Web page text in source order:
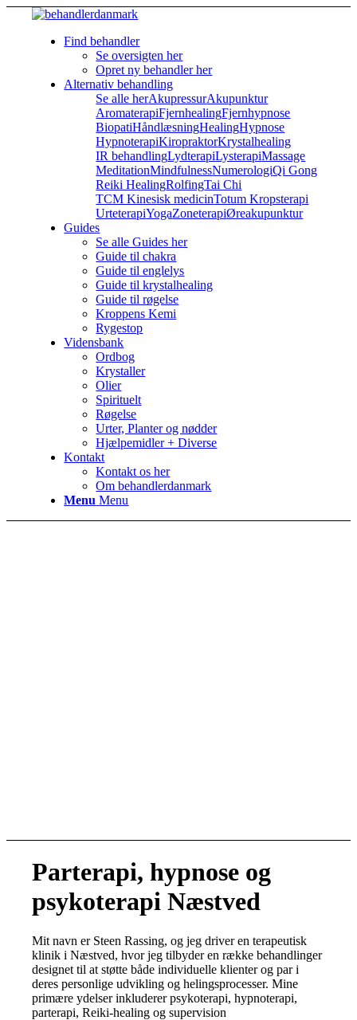
Find behandler
Se oversigten her
Opret ny behandler her
Alternativ behandling
Se alle herAkupressurAkupunktur
AromaterapiFjernhealingFjernhypnose
BiopatiHåndlæsningHealingHypnose
HypnoterapiKiropraktorKrystalhealing
IR behandlingLydterapiLysterapiMassage
MeditationMindfulnessNumerologiQi Gong
Reiki HealingRolfingTai Chi
TCM Kinesisk medicinTotum Kropsterapi
UrteterapiYogaZoneterapiØreakupunktur
Guides
Se alle Guides her
Guide til chakra
Guide til englelys
Guide til krystalhealing
Guide til røgelse
Kroppens Kemi
Rygestop
Vidensbank
Ordbog
Krystaller
Olier
Spirituelt
Røgelse
Urter, Planter og nødder
Hjælpemidler + Diverse
Kontakt
Kontakt os her
Om behandlerdanmark
Menu Menu
Parterapi, hypnose og
psykoterapi Næstved
Mit navn er Steen Rassing, og jeg driver en terapeutisk
klinik i Næstved, hvor jeg tilbyder en række behandlinger
designet til at støtte både individuelle klienter og par i
deres personlige udvikling og helingsprocesser. Mine
primære ydelser inkluderer psykoterapi, hypnoterapi,
parterapi, Reiki-healing og supervision